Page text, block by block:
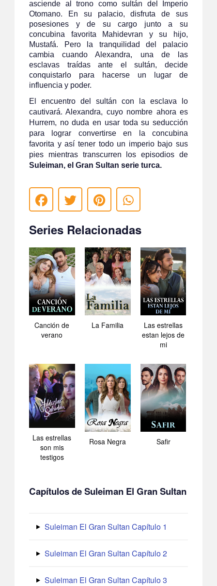
asciende al trono como sultán del Imperio
Otomano. En su palacio, disfruta de sus
posesiones y de su cargo junto a su
concubina favorita Mahidevran y su hijo,
Mustafá. Pero la tranquilidad del palacio
cambia cuando Alexandra, una de las
esclavas traídas ante el sultán, decide
conquistarlo para hacerse un lugar de
influencia y poder.
El encuentro del sultán con la esclava lo
cautivará. Alexandra, cuyo nombre ahora es
Hurrem, no duda en usar toda su seducción
para lograr convertirse en la concubina
favorita y así tener todo un imperio bajo sus
pies mientras transcurren los episodios de
Suleiman, el Gran Sultan serie turca.
Series Relacionadas
Canción de
verano
La Familia
Las estrellas
estan lejos de
mi
Las estrellas
son mis
testigos
Rosa Negra Safir
Capítulos de Suleiman El Gran Sultan
Suleiman El Gran Sultan Capítulo 1
Suleiman El Gran Sultan Capítulo 2
Suleiman El Gran Sultan Capítulo 3